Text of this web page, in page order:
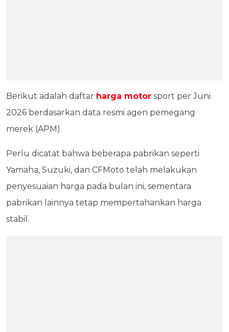
Berikut adalah daftar harga motor sport per Juni
2026 berdasarkan data resmi agen pemegang
merek (APM).
Perlu dicatat bahwa beberapa pabrikan seperti
Yamaha, Suzuki, dan CFMoto telah melakukan
penyesuaian harga pada bulan ini, sementara
pabrikan lainnya tetap mempertahankan harga
stabil.